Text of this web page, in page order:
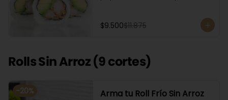
$9.500$11.875
Rolls Sin Arroz (9 cortes)
-20% Arma tu Roll Frío Sin Arroz